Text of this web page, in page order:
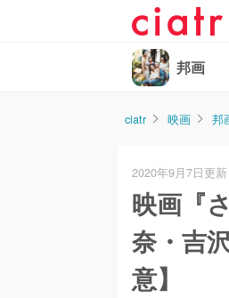
邦画
ciatr 映画 邦
2020年9月7日更新
映画『
奈・吉
意】